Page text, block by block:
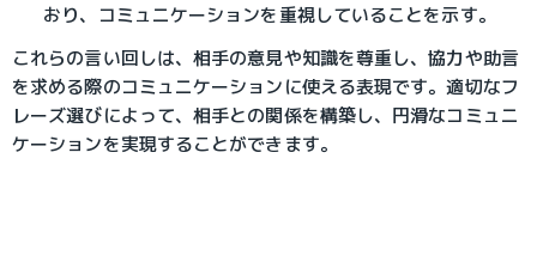
おり、コミュニケーションを重視していることを示す。
これらの言い回しは、相手の意見や知識を尊重し、協力や助言
を求める際のコミュニケーションに使える表現です。適切なフ
レーズ選びによって、相手との関係を構築し、円滑なコミュニ
ケーションを実現することができます。